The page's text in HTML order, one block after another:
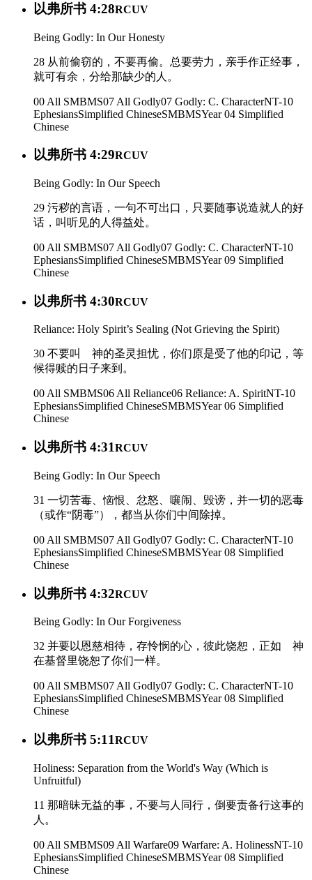
以弗所书 4:28RCUV
Being Godly: In Our Honesty
28 从前偷窃的，不要再偷。总要劳力，亲手作正经事，
就可有余，分给那缺少的人。
00 All SMBMS07 All Godly07 Godly: C. CharacterNT-10
EphesiansSimplified ChineseSMBMSYear 04 Simplified
Chinese
以弗所书 4:29RCUV
Being Godly: In Our Speech
29 污秽的言语，一句不可出口，只要随事说造就人的好
话，叫听见的人得益处。
00 All SMBMS07 All Godly07 Godly: C. CharacterNT-10
EphesiansSimplified ChineseSMBMSYear 09 Simplified
Chinese
以弗所书 4:30RCUV
Reliance: Holy Spirit’s Sealing (Not Grieving the Spirit)
30 不要叫 神的圣灵担忧，你们原是受了他的印记，等
候得赎的日子来到。
00 All SMBMS06 All Reliance06 Reliance: A. SpiritNT-10
EphesiansSimplified ChineseSMBMSYear 06 Simplified
Chinese
以弗所书 4:31RCUV
Being Godly: In Our Speech
31 一切苦毒、恼恨、忿怒、嚷闹、毁谤，并一切的恶毒
（或作“阴毒”），都当从你们中间除掉。
00 All SMBMS07 All Godly07 Godly: C. CharacterNT-10
EphesiansSimplified ChineseSMBMSYear 08 Simplified
Chinese
以弗所书 4:32RCUV
Being Godly: In Our Forgiveness
32 并要以恩慈相待，存怜悯的心，彼此饶恕，正如 神
在基督里饶恕了你们一样。
00 All SMBMS07 All Godly07 Godly: C. CharacterNT-10
EphesiansSimplified ChineseSMBMSYear 08 Simplified
Chinese
以弗所书 5:11RCUV
Holiness: Separation from the World's Way (Which is
Unfruitful)
11 那暗昧无益的事，不要与人同行，倒要责备行这事的
人。
00 All SMBMS09 All Warfare09 Warfare: A. HolinessNT-10
EphesiansSimplified ChineseSMBMSYear 08 Simplified
Chinese